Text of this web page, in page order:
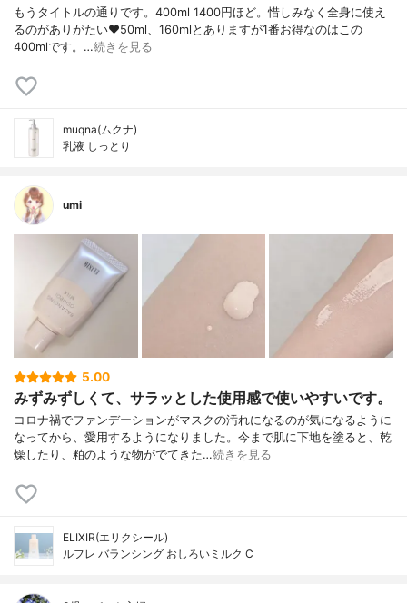
もうタイトルの通りです。400ml 1400円ほど。惜しみなく全身に使え
るのがありがたい❤️50ml、160mlとありますが1番お得なのはこの
400mlです。…続きを見る
muqna(ムクナ)
乳液 しっとり
umi
5.00
みずみずしくて、サラッとした使用感で使いやすいです。
コロナ禍でファンデーションがマスクの汚れになるのが気になるように
なってから、愛用するようになりました。今まで肌に下地を塗ると、乾
燥したり、粕のような物がでてきた…続きを見る
ELIXIR(エリクシール)
ルフレ バランシング おしろいミルク C